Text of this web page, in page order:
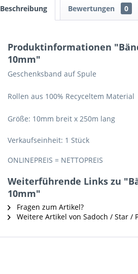
Beschreibung Bewertungen 0
Produktinformationen
10mm"
Geschenksband auf Spule
Rollen aus 100% Recyceltem Material
Größe: 10mm breit x 250m lang
Verkaufseinheit: 1 Stück
ONLINEPREIS = NETTOPREIS
Weiterführende Links zu
10mm"
Fragen zum Artikel?
Weitere Artikel von Sadoch / Star /